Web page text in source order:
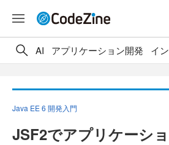
AI アプリケーション開発 イ
Java EE 6 開発入門
JSF2でアプリケーシ